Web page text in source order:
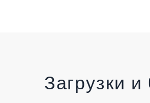
Загрузки и